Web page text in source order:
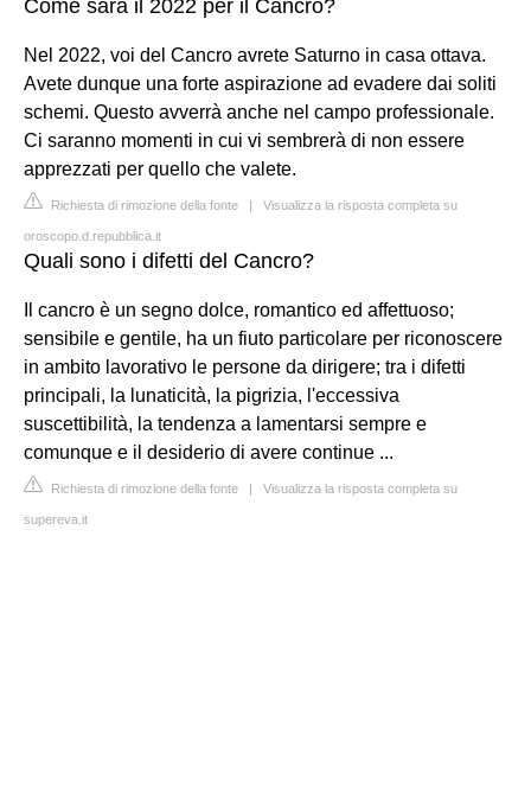
Come sarà il 2022 per il Cancro?
Nel 2022, voi del Cancro avrete Saturno in casa ottava.
Avete dunque una forte aspirazione ad evadere dai soliti
schemi. Questo avverrà anche nel campo professionale.
Ci saranno momenti in cui vi sembrerà di non essere
apprezzati per quello che valete.
Richiesta di rimozione della fonte | Visualizza la risposta completa su
oroscopo.d.repubblica.it
Quali sono i difetti del Cancro?
Il cancro è un segno dolce, romantico ed affettuoso;
sensibile e gentile, ha un fiuto particolare per riconoscere
in ambito lavorativo le persone da dirigere; tra i difetti
principali, la lunaticità, la pigrizia, l'eccessiva
suscettibilità, la tendenza a lamentarsi sempre e
comunque e il desiderio di avere continue ...
Richiesta di rimozione della fonte | Visualizza la risposta completa su
supereva.it